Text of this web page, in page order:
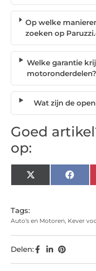
Op welke
zoeken op
Welke garantie
motoronderdelen?
Wat zijn de
Goed
op:
X
(Twitter)
Tags:
Auto's en Motoren, Kever
Delen: